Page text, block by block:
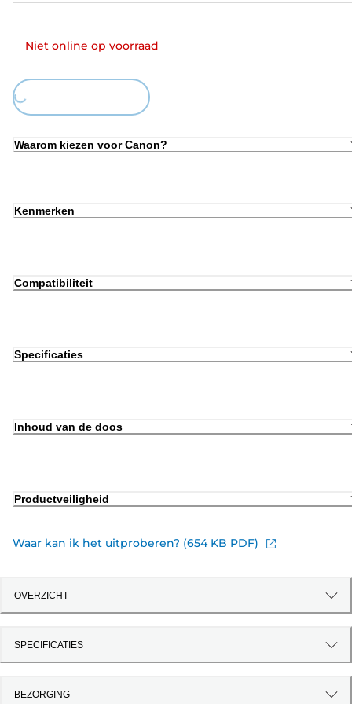
Niet online op voorraad
Loading...
Waarom kiezen voor Canon?
Kenmerken
Compatibiliteit
Specificaties
Inhoud van de doos
Productveiligheid
Waar kan ik het uitproberen? (654 KB PDF)
OVERZICHT
SPECIFICATIES
BEZORGING